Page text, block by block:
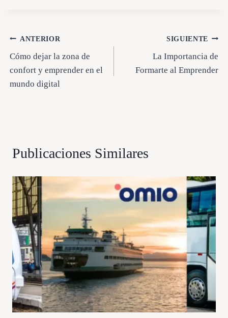
Navegación
de
entradas
ANTERIOR
Cómo dejar la zona de
confort y emprender en el
mundo digital
SIGUIENTE
La Importancia de
Formarte al Emprender
Publicaciones Similares